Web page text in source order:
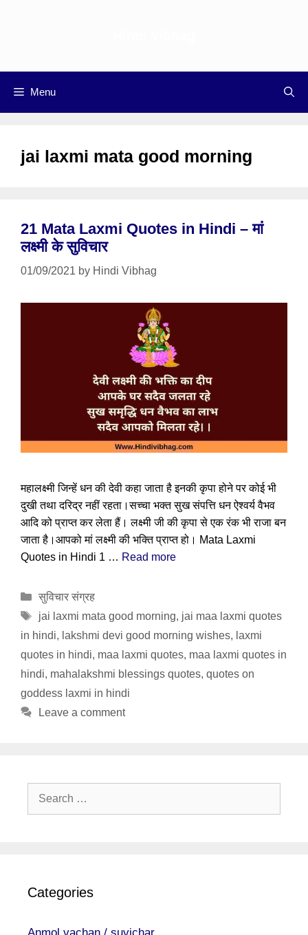
Menu
jai laxmi mata good morning
21 Mata Laxmi Quotes in Hindi – मां
लक्ष्मी के सुविचार
01/09/2021 by Hindi Vibhag
महालक्ष्मी जिन्हें धन की देवी कहा जाता है इनकी कृपा होने पर कोई भी
दुखी तथा दरिद्र नहीं रहता।सच्चा भक्त सुख संपत्ति धन ऐश्वर्य वैभव
आदि को प्राप्त कर लेता हैं। लक्ष्मी जी की कृपा से एक रंक भी राजा बन
जाता है।आपको मां लक्ष्मी की भक्ति प्राप्त हो। Mata Laxmi
Quotes in Hindi 1 … Read more
Categories
सुविचार संग्रह
Tags
jai laxmi mata good morning, jai maa laxmi quotes
in hindi, lakshmi devi good morning wishes, laxmi
quotes in hindi, maa laxmi quotes, maa laxmi quotes in
hindi, mahalakshmi blessings quotes, quotes on
goddess laxmi in hindi
Leave a comment
Search
Categories